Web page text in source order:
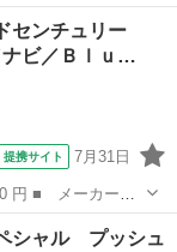
ド名： ＸＤ フ
ｕｅｔｏｏｔ
センチュリー
ナビ／Ｂｌｕ…
提携サイト 7月31日
： ＸＤ ミッド
ｌｕｅｔｏｏｔｈ
シャル プッシュ